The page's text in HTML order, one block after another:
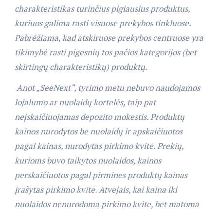
charakteristikas turinčius pigiausius produktus,
kuriuos galima rasti visuose prekybos tinkluose.
Pabrėžiama, kad atskiruose prekybos centruose yra
tikimybė rasti pigesnių tos pačios kategorijos (bet
skirtingų charakteristikų) produktų.
Anot „SeeNext“, tyrimo metu nebuvo naudojamos
lojalumo ar nuolaidų kortelės, taip pat
neįskaičiuojamas depozito mokestis. Produktų
kainos nurodytos be nuolaidų ir apskaičiuotos
pagal kainas, nurodytas pirkimo kvite. Prekių,
kurioms buvo taikytos nuolaidos, kainos
perskaičiuotos pagal pirmines produktų kainas
įrašytas pirkimo kvite. Atvejais, kai kaina iki
nuolaidos nenurodoma pirkimo kvite, bet matoma